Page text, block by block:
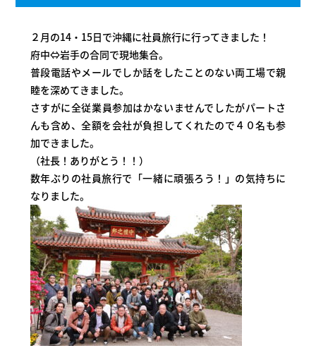
２月の14・15日で沖縄に社員旅行に行ってきました！
府中⇔岩手の合同で現地集合。
普段電話やメールでしか話をしたことのない両工場で親
睦を深めてきました。
さすがに全従業員参加はかないませんでしたがパートさ
んも含め、全額を会社が負担してくれたので４０名も参
加できました。
（社長！ありがとう！！）
数年ぶりの社員旅行で「一緒に頑張ろう！」の気持ちに
なりました。